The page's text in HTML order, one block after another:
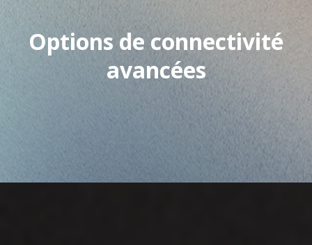
Options de connectivité
avancées​